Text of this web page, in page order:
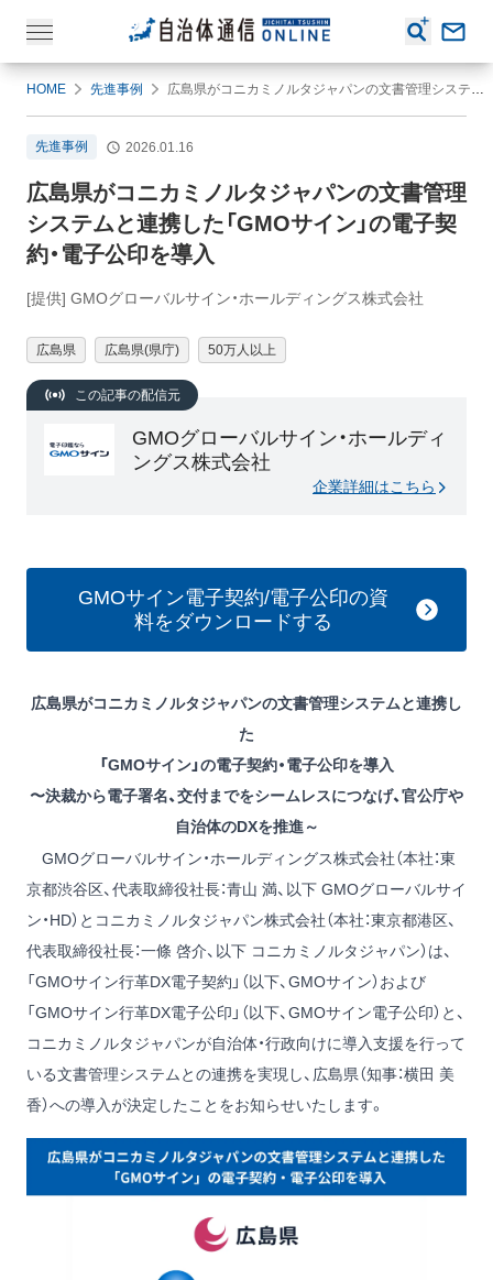
HOME 先進事例 広島県がコニカミノルタジャパンの文書管理システムと連携した「GMOサイン」の電子契約・電子公印を導入
先進事例 2026.01.16
広島県がコニカミノルタジャパンの文書管理
システムと連携した「GMOサイン」の電子契
約・電子公印を導入
[提供] GMOグローバルサイン・ホールディングス株式会社
広島県 広島県(県庁) 50万人以上
この記事の配信元
GMOグローバルサイン・ホールディ
ングス株式会社
企業詳細はこちら
GMOサイン電子契約/電子公印の資
料をダウンロードする
広島県がコニカミノルタジャパンの文書管理システムと連携し
た
「GMOサイン」の電子契約・電子公印を導入
〜決裁から電子署名、交付までをシームレスにつなげ、官公庁や
自治体のDXを推進～
GMOグローバルサイン・ホールディングス株式会社（本社：東
京都渋谷区、代表取締役社長：青山 満、以下 GMOグローバルサイ
ン・HD）とコニカミノルタジャパン株式会社（本社：東京都港区、
代表取締役社長：一條 啓介、以下 コニカミノルタジャパン）は、
「GMOサイン行革DX電子契約」（以下、GMOサイン）および
「GMOサイン行革DX電子公印」（以下、GMOサイン電子公印）と、
コニカミノルタジャパンが自治体・行政向けに導入支援を行って
いる文書管理システムとの連携を実現し、広島県（知事：横田 美
香）への導入が決定したことをお知らせいたします。